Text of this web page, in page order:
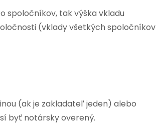
spoločníkov, tak výška vkladu
(vklady všetkých spoločníkov
(ak je zakladateľ jeden) alebo
byť notársky overený.